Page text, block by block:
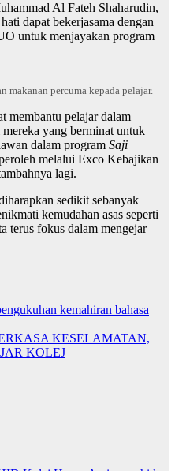
Al Fateh Shaharudin,
dapat bekerjasama dengan
untuk menjayakan program
makanan percuma kepada pelajar.
membantu pelajar dalam
yang berminat untuk
dalam program Saji
melalui Exco Kebajikan
lagi.
sedikit sebanyak
kemudahan asas seperti
terus fokus dalam mengejar
kemahiran bahasa
KESELAMATAN,
KOLEJ